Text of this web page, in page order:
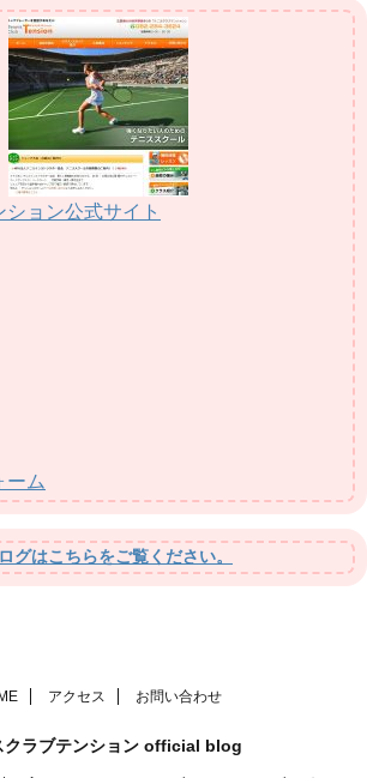
ョン公式サイト
ーム
グはこちらをご覧ください。
アクセス お問い合わせ
クラブテンション official blog